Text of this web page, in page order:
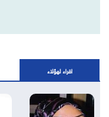
اقراء لهؤلاء